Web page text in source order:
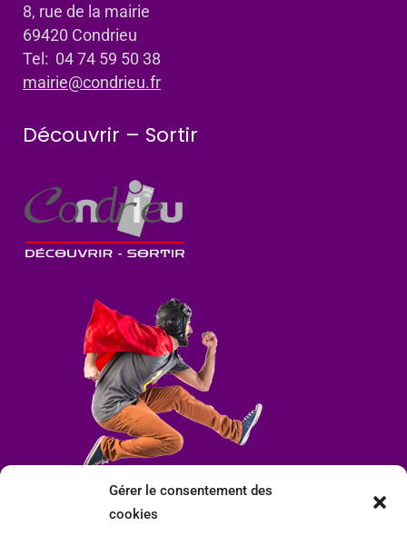
Gérer le consentement des
cookies
8, rue de la mairie
69420 Condrieu
Tel: 04 74 59 50 38
mairie@condrieu.fr
Découvrir – Sortir